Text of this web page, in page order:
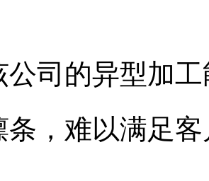
公司的异型加
条，难以满足